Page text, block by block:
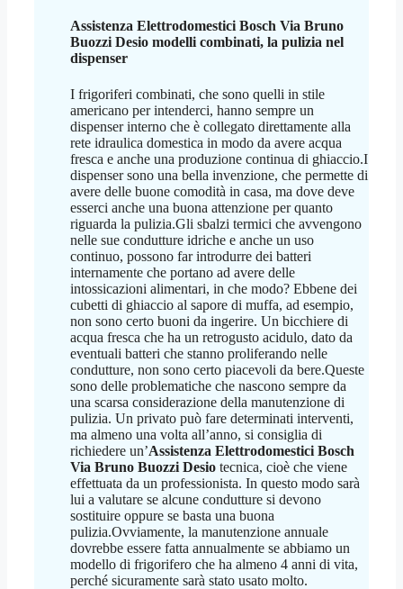
Assistenza Elettrodomestici Bosch Via Bruno
Buozzi Desio modelli combinati, la pulizia nel
dispenser
I frigoriferi combinati, che sono quelli in stile
americano per intenderci, hanno sempre un
dispenser interno che è collegato direttamente alla
rete idraulica domestica in modo da avere acqua
fresca e anche una produzione continua di ghiaccio.I
dispenser sono una bella invenzione, che permette di
avere delle buone comodità in casa, ma dove deve
esserci anche una buona attenzione per quanto
riguarda la pulizia.Gli sbalzi termici che avvengono
nelle sue condutture idriche e anche un uso
continuo, possono far introdurre dei batteri
internamente che portano ad avere delle
intossicazioni alimentari, in che modo? Ebbene dei
cubetti di ghiaccio al sapore di muffa, ad esempio,
non sono certo buoni da ingerire. Un bicchiere di
acqua fresca che ha un retrogusto acidulo, dato da
eventuali batteri che stanno proliferando nelle
condutture, non sono certo piacevoli da bere.Queste
sono delle problematiche che nascono sempre da
una scarsa considerazione della manutenzione di
pulizia. Un privato può fare determinati interventi,
ma almeno una volta all’anno, si consiglia di
richiedere un’Assistenza Elettrodomestici Bosch
Via Bruno Buozzi Desio tecnica, cioè che viene
effettuata da un professionista. In questo modo sarà
lui a valutare se alcune condutture si devono
sostituire oppure se basta una buona
pulizia.Ovviamente, la manutenzione annuale
dovrebbe essere fatta annualmente se abbiamo un
modello di frigorifero che ha almeno 4 anni di vita,
perché sicuramente sarà stato usato molto.